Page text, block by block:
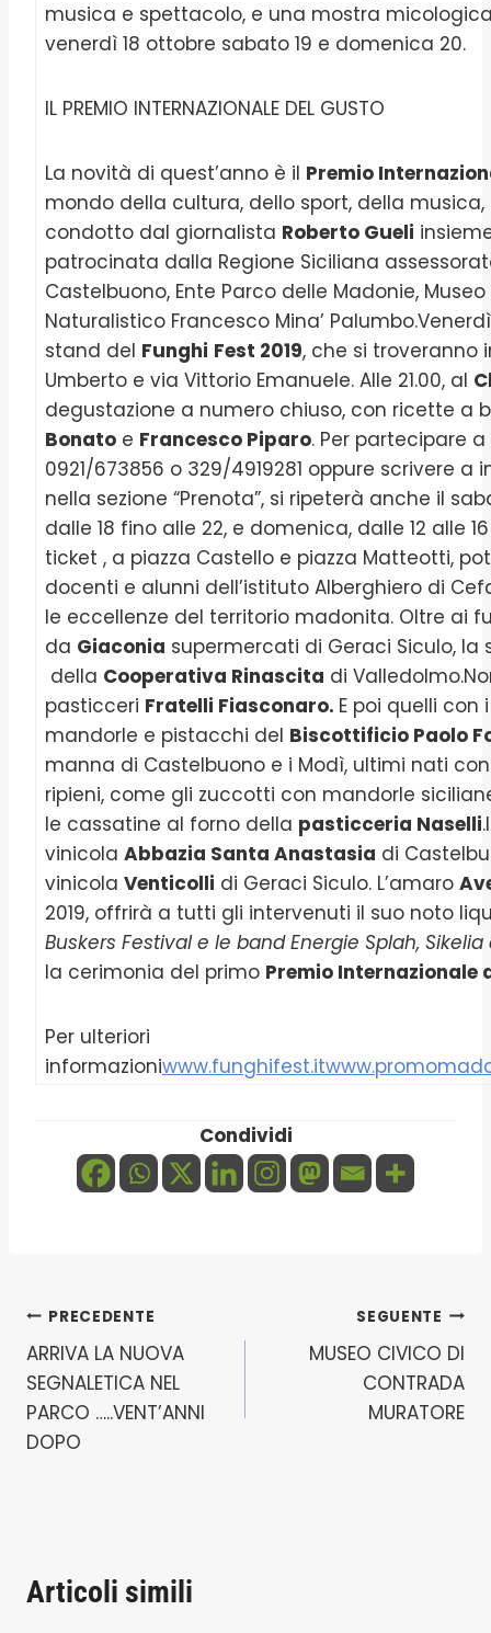
musica e spettacolo, e una mostra
venerdì 18 ottobre sabato 19 e domenica 20.
IL PREMIO INTERNAZIONALE DEL GUSTO
La novità di quest’anno è il Premio
mondo della cultura, dello sport, della
condotto dal giornalista Roberto Gueli
patrocinata dalla Regione Siciliana
Castelbuono, Ente Parco delle Madonie,
Naturalistico Francesco Mina’
stand del Funghi Fest 2019, che si troveranno
Umberto e via Vittorio Emanuele. Alle 21.00, al
degustazione a numero chiuso, con ricette a
Bonato e Francesco Piparo. Per partecipare
0921/673856 o 329/4919281 oppure scrivere
nella sezione “Prenota”, si ripeterà anche il
dalle 18 fino alle 22, e domenica, dalle 12 alle
ticket , a piazza Castello e piazza Matteotti,
docenti e alunni dell’istituto Alberghiero di
le eccellenze del territorio madonita. Oltre ai
da Giaconia supermercati di Geraci Siculo,
della Cooperativa Rinascita di
pasticceri Fratelli Fiasconaro. E poi quelli
mandorle e pistacchi del Biscottificio Paolo
manna di Castelbuono e i Modì, ultimi nati
ripieni, come gli zuccotti con mandorle
le cassatine al forno della pasticceria Naselli
vinicola Abbazia Santa Anastasia di
vinicola Venticolli di Geraci Siculo. L’amaro
2019, offrirà a tutti gli intervenuti il suo noto
Buskers Festival e le band Energie Splah,
la cerimonia del primo Premio Internazionale
Per ulteriori
informazioniwww.funghifest.it
Condividi
Navigazione
articoli
PRECEDENTE
ARRIVA LA NUOVA
SEGNALETICA NEL
PARCO …..VENT’ANNI
DOPO
SEGUENTE
MUSEO CIVICO DI
CONTRADA
MURATORE
Articoli simili